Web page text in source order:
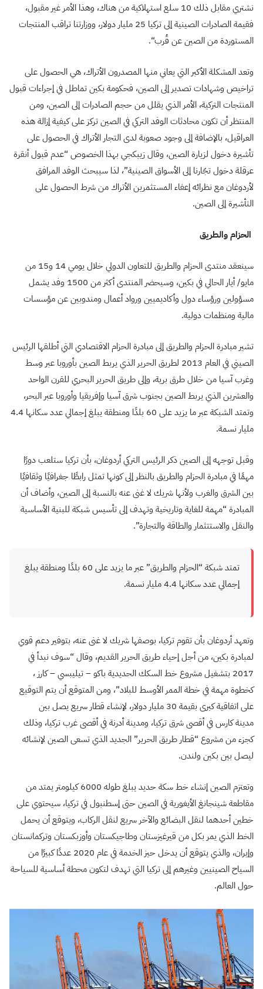
نشتري مقابل ذلك 10 سلع استهلاكية من هناك، وهذا الأمر غير مقبول،
فقيمة الصادرات الصينية إلى تركيا 25 مليار دولار، ووزارتنا تراقب المنتجات
المستوردة من الصين عن قُرب“
.
وتعد المشكلة الأكبر التي يعاني منها المصدرون الأتراك، هي الحصول على
تراخيص وشهادات تصدير إلى الصين، فحكومة بكين تماطل في إجراءات قبول
المنتجات التركية، الأمر الذي يقلل من حجم الصادرات إلى الصين، ومن
المنتظر أن تكون محادثات الوفد التركي في الصين تركز على كيفية إزالة هذه
العراقيل، بالإضافة إلى وجود صعوبة لدى التجار الأتراك في الحصول على
تأشيرة دخول لزيارة الصين، وقال زيبكجي بهذا الخصوص “عدم قبول أنقرة
عرقلة دخول تجّارنا إلى الأسواق الصينية”، لذا سيبحث الوفد المرافق
لأردوغان مع نظرائه إعفاء المستثمرين الأتراك من شرط الحصول على
التأشيرة إلى الصين.
الحزام والطريق
سينعقد منتدى الحزام والطريق للتعاون الدولي خلال يومي 14 و15 من
مايو/ أيار الحالي في بكين، وسيحضر المنتدى أكثر من 1500 وفد يشمل
مسؤولين ورؤساء دول وأكاديميين ورواد أعمال ومندوبين عن مؤسسات
مالية ومنظمات دولية.
تشير مبادرة الحزام والطريق إلى مبادرة الحزام الاقتصادي التي أطلقها الرئيس
الصيني في العام 2013 لطريق الحرير الذي يربط الصين بأوروبا عبر وسط
وغرب آسيا من خلال طرق برية، وإلى طريق الحرير البحري للقرن الواحد
والعشرين الذي يربط الصين بجنوب شرق آسيا وإفريقيا وأوروبا عبر البحر،
وتمتد الشبكة عبر ما يزيد على 60 بلدًا ومنطقة يبلغ إجمالي عدد سكانها 4.4
مليار نسمة.
وقبل توجهه إلى الصين ذكر الرئيس التركي أردوغان، بأن تركيا ستلعب دورًا
مهمًا في مبادرة الحزام والطريق بالنظر إلى كونها تمثل رابطًا جغرافيًا وثقافيًا
بين الشرق والغرب ولأنها شريك لا غنى عنه بالنسبة إلى الصين، وأضاف أن
المبادرة “مهمة للغاية وتاريخية وتهدف إلى تأسيس شبكة للبنية الأساسية
والنقل والاستتثمار والطاقة والتجارة”.
تمتد شبكة “الحزام والطريق” عبر ما يزيد على 60 بلدًا ومنطقة يبلغ
إجمالي عدد سكانها 4.4 مليار نسمة
.
وتعهد أردوغان بأن تقوم تركيا، بوصفها شريك لا غنى عنه، بتوفير دعم قوي
لمبادرة بكين، من أجل إحياء طريق الحرير القديم، وقال “سوف نبدأ في
2017 بتشغيل مشروع خط السكك الحديدية باكو – تيليبسي – كارز ،
كخطوة مهمة في خطة الممر الأوسط للبلاد”، ومن المتوقع أن يتم التوقيع
على اتفاقية كبرى بقيمة 30 مليار دولار، لإنشاء قطار سريع يصل بين
مدينة كارس في أقصى شرق تركيا، ومدينة أدرنة في أقصى غرب تركيا، وذلك
كجزء من مشروع “قطار طريق الحرير” الجديد الذي تسعى الصين لإنشائه
ليصل بين بكين ولندن.
وتعتزم الصين إنشاء خط سكة حديد يبلغ طوله 6000 كيلومتر يمتد من
مقاطعة شينجانغ الأيغورية في الصين حتى إسطنبول في تركيا، سيحتوي على
خطين أحدهما لنقل البضائع والآخر سريع لنقل الركاب، ويتوقع أن يحمل
الخط الذي يمر بكل من قيرغيزستان وطاجيكستان وأوزبكستان وتركمانستان
وإيران، والذي يتوقع أن يدخل حيز الخدمة في عام 2020 عددًا كبيرًا من
السياح الصينيين وغيرهم إلى تركيا التي تهدف لتكون محطة أساسية للسياحة
حول العالم.